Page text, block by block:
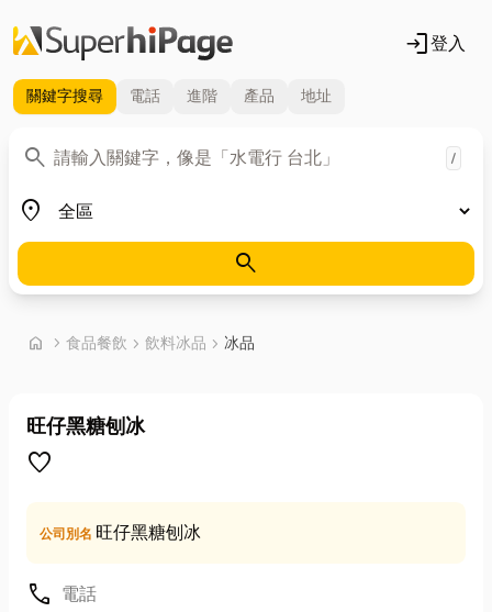
login登入
關鍵字搜尋 電話 進階 產品 地址
search
關鍵字 /
place
地區
search
home chevron_right 首頁
食品餐飲 chevron_right 飲料冰品 chevron_right 冰品
旺仔黑糖刨冰
favorite
公司別名 旺仔黑糖刨冰
call 電話